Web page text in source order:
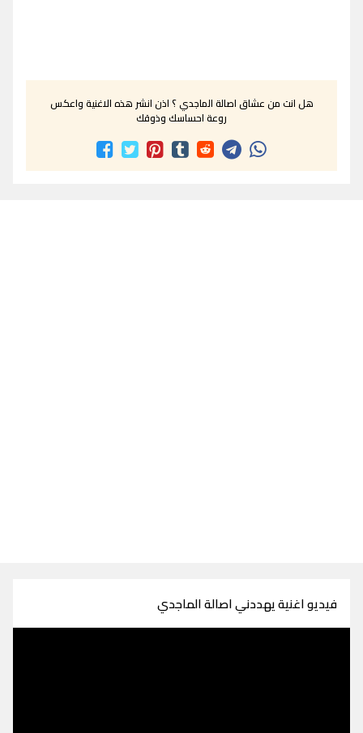
هل انت من عشاق اصالة الماجدي ؟ اذن انشر هذه الاغنية واعكس
روعة احساسك وذوقك
فيديو اغنية يهددني اصالة الماجدي